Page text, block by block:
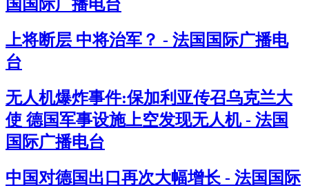
国国际广播电台
上将断层 中将治军？ - 法国国际广播电
台
无人机爆炸事件:保加利亚传召乌克兰大
使 德国军事设施上空发现无人机 - 法国
国际广播电台
中国对德国出口再次大幅增长 - 法国国际